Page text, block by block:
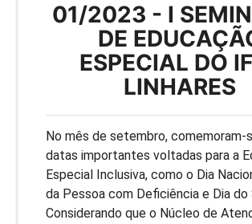
01/2023 - I
DE
ESPECIAL DO
LINHARES
No mês de setembro, comemoram-
datas importantes voltadas para a
Especial Inclusiva, como o Dia
da Pessoa com Deficiência e Dia do
Considerando que o Núcleo de